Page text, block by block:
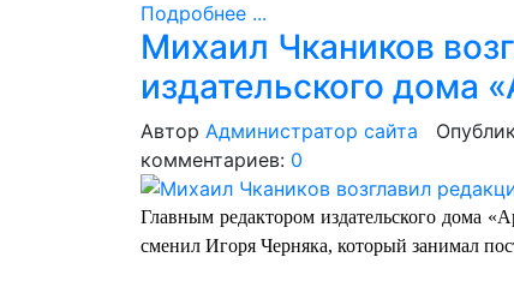
Подробнее ...
Михаил Чкаников
издательского дома
Автор Администратор сайта
комментариев: 0
Главным редактором издательского дома
сменил Игоря Черняка, который занимал